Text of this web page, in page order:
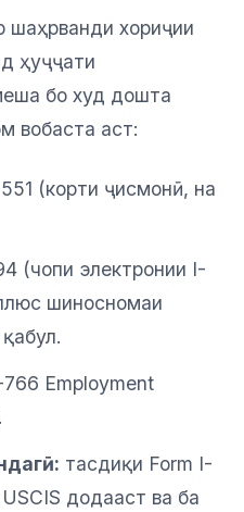
шаҳрванди хориҷии
ҳуҷҷати
бо худ дошта
вобаста аст:
(корти ҷисмонӣ, на
(чопи электронии I-
шиносномаи
766 Employment
тасдиқи Form I-
додааст ва ба